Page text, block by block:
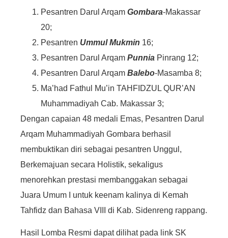
Pesantren Darul Arqam Gombara-Makassar
20;
Pesantren Ummul Mukmin 16;
Pesantren Darul Arqam Punnia Pinrang 12;
Pesantren Darul Arqam Balebo-Masamba 8;
Ma’had Fathul Mu’in TAHFIDZUL QUR’AN
Muhammadiyah Cab. Makassar 3;
Dengan capaian 48 medali Emas, Pesantren Darul
Arqam Muhammadiyah Gombara berhasil
membuktikan diri sebagai pesantren Unggul,
Berkemajuan secara Holistik, sekaligus
menorehkan prestasi membanggakan sebagai
Juara Umum I untuk keenam kalinya di Kemah
Tahfidz dan Bahasa VIII di Kab. Sidenreng rappang.
Hasil Lomba Resmi dapat dilihat pada link SK